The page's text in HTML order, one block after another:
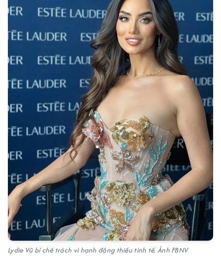
Lydie Vũ bỉ chê trách vì hạnh động thiếu tinh tế. Ảnh FBNV